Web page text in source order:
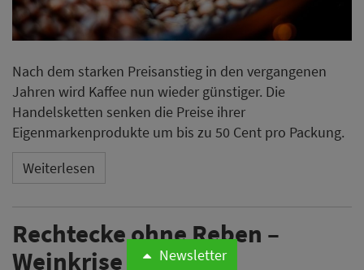
Nach dem starken Preisanstieg in den vergangenen
Jahren wird Kaffee nun wieder günstiger. Die
Handelsketten senken die Preise ihrer
Eigenmarkenprodukte um bis zu 50 Cent pro Packung.
Weiterlesen
Rechtecke ohne Reben –
Weinkrise mit mehr
Newsletter